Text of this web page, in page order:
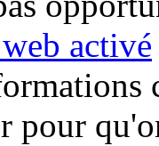
activé
pour